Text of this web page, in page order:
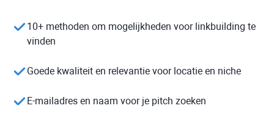
10+ methoden om mogelijkheden voor linkbuilding te
vinden
Goede kwaliteit en relevantie voor locatie en niche
E-mailadres en naam voor je pitch zoeken